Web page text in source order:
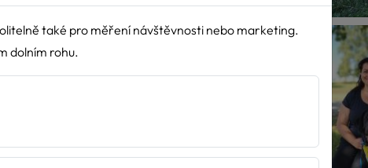
také pro měření návštěvnosti nebo marketing.
dolním rohu.